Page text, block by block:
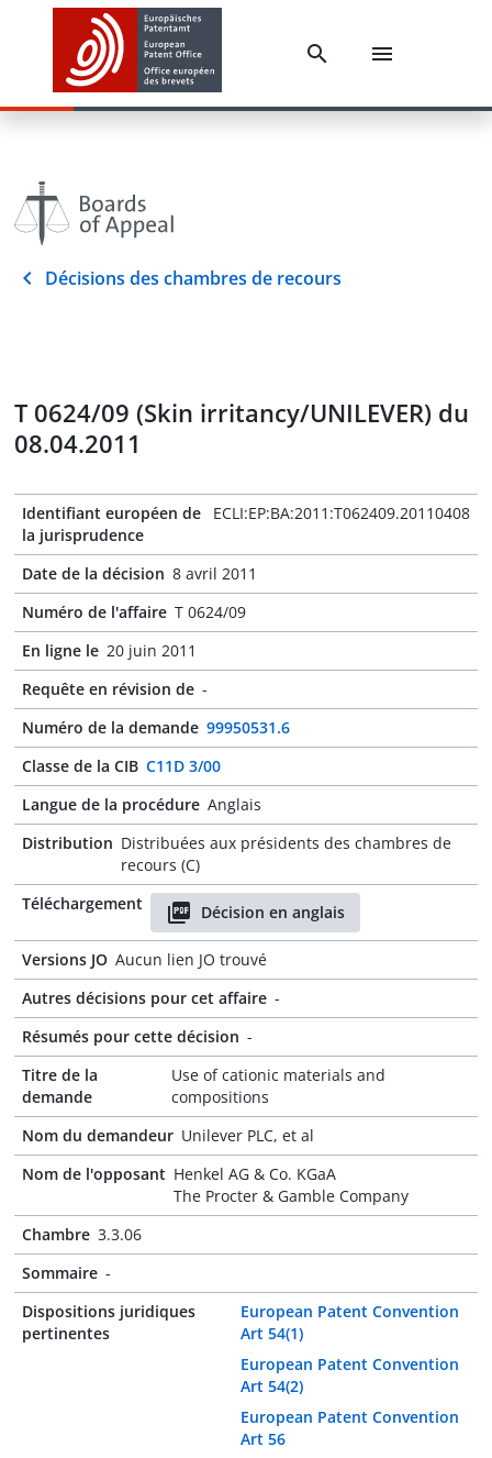
Décisions des chambres de recours
T 0624/09 (Skin irritancy/UNILEVER) du
08.04.2011
Identifiant européen de
la jurisprudence
ECLI:EP:BA:2011:T062409.20110408
Date de la décision 8 avril 2011
Numéro de l'affaire T 0624/09
En ligne le 20 juin 2011
Requête en révision de -
Numéro de la demande 99950531.6
Classe de la CIB C11D 3/00
Langue de la procédure Anglais
Distribution Distribuées aux présidents des chambres de
recours (C)
Téléchargement
Décision en anglais
Versions JO Aucun lien JO trouvé
Autres décisions pour cet affaire -
Résumés pour cette décision -
Titre de la
demande
Use of cationic materials and
compositions
Nom du demandeur Unilever PLC, et al
Nom de l'opposant Henkel AG & Co. KGaA
The Procter & Gamble Company
Chambre 3.3.06
Sommaire -
Dispositions juridiques
pertinentes
European Patent Convention
Art 54(1)
European Patent Convention
Art 54(2)
European Patent Convention
Art 56